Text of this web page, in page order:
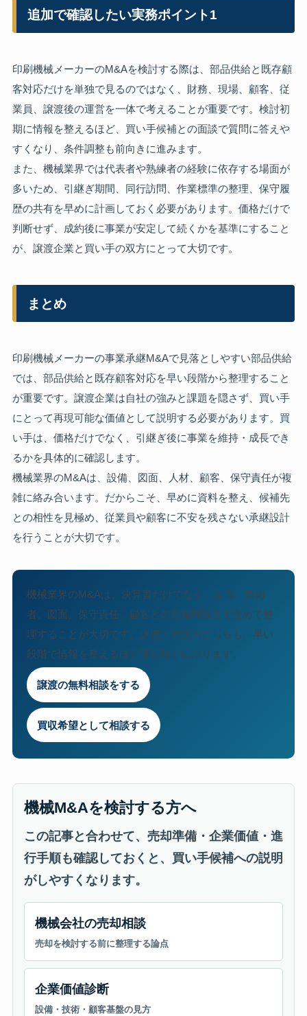
追加で確認したい実務ポイント1
印刷機械メーカーのM&Aを検討する際は、部品供給と既存顧
客対応だけを単独で見るのではなく、財務、現場、顧客、従
業員、譲渡後の運営を一体で考えることが重要です。検討初
期に情報を整えるほど、買い手候補との面談で質問に答えや
すくなり、条件調整も前向きに進みます。
また、機械業界では代表者や熟練者の経験に依存する場面が
多いため、引継ぎ期間、同行訪問、作業標準の整理、保守履
歴の共有を早めに計画しておく必要があります。価格だけで
判断せず、成約後に事業が安定して続くかを基準にすること
が、譲渡企業と買い手の双方にとって大切です。
まとめ
印刷機械メーカーの事業承継M&Aで見落としやすい部品供給
では、部品供給と既存顧客対応を早い段階から整理すること
が重要です。譲渡企業は自社の強みと課題を隠さず、買い手
にとって再現可能な価値として説明する必要があります。買
い手は、価格だけでなく、引継ぎ後に事業を維持・成長でき
るかを具体的に確認します。
機械業界のM&Aは、設備、図面、人材、顧客、保守責任が複
雑に絡み合います。だからこそ、早めに資料を整え、候補先
との相性を見極め、従業員や顧客に不安を残さない承継設計
を行うことが大切です。
機械業界のM&Aは、決算書だけでなく、設備、技術
者、図面、保守責任、顧客との信頼関係まで含めて整
理することが大切です。譲渡・買収のどちらも、早い
段階で情報を整えるほど選択肢が広がります。
譲渡の無料相談をする
買収希望として相談する
機械M&Aを検討する方へ
この記事と合わせて、売却準備・企業価値・進
行手順も確認しておくと、買い手候補への説明
がしやすくなります。
機械会社の売却相談
売却を検討する前に整理する論点
企業価値診断
設備・技術・顧客基盤の見方